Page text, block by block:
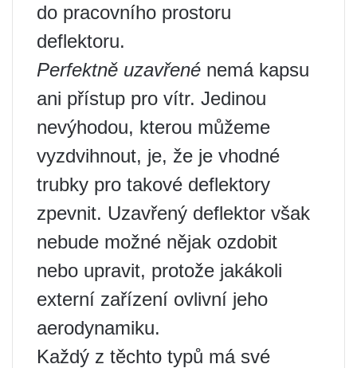
do pracovního prostoru
deflektoru.
Perfektně uzavřené nemá kapsu
ani přístup pro vítr. Jedinou
nevýhodou, kterou můžeme
vyzdvihnout, je, že je vhodné
trubky pro takové deflektory
zpevnit. Uzavřený deflektor však
nebude možné nějak ozdobit
nebo upravit, protože jakákoli
externí zařízení ovlivní jeho
aerodynamiku.
Každý z těchto typů má své